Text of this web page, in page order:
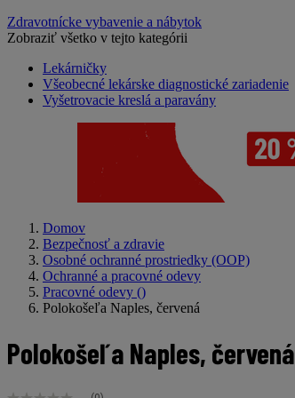
Zdravotnícke vybavenie a nábytok
Zobraziť všetko v tejto kategórii
Lekárničky
Všeobecné lekárske diagnostické zariadenie
Vyšetrovacie kreslá a paravány
Domov
Bezpečnosť a zdravie
Osobné ochranné prostriedky (OOP)
Ochranné a pracovné odevy
Pracovné odevy ()
Polokošeľa Naples, červená
Polokošeľa Naples, červená